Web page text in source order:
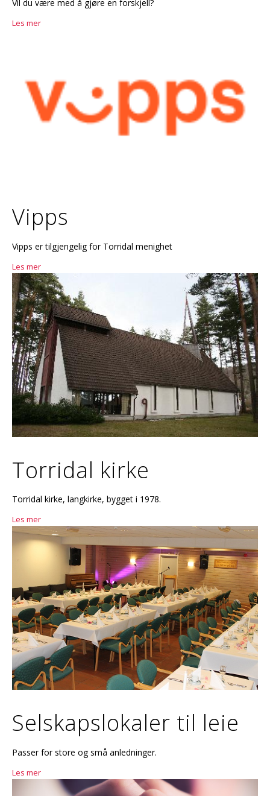
Vil du være med å gjøre en forskjell?
Les mer
Vipps
Vipps er tilgjengelig for Torridal menighet
Les mer
Torridal kirke
Torridal kirke, langkirke, bygget i 1978.
Les mer
Selskapslokaler til leie
Passer for store og små anledninger.
Les mer